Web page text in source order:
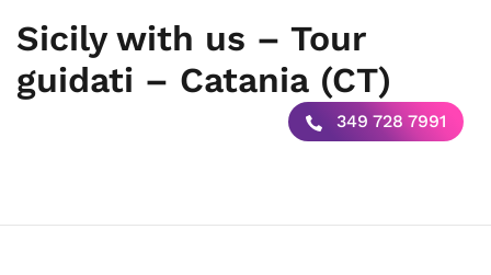
Sicily with us – Tour
guidati – Catania (CT)
349 728 7991